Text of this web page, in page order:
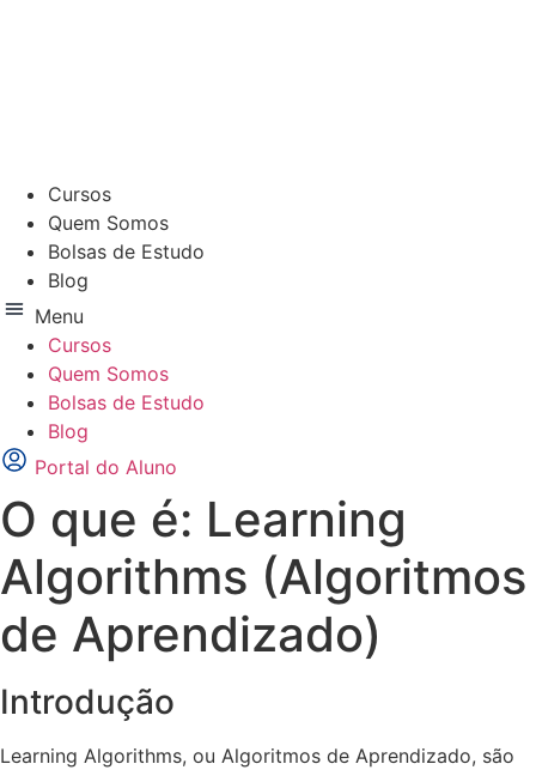
Cursos
Quem Somos
Bolsas de Estudo
Blog
Menu
Cursos
Quem Somos
Bolsas de Estudo
Blog
Portal do Aluno
O que é: Learning
Algorithms (Algoritmos
de Aprendizado)
Introdução
Learning Algorithms, ou Algoritmos de Aprendizado, são